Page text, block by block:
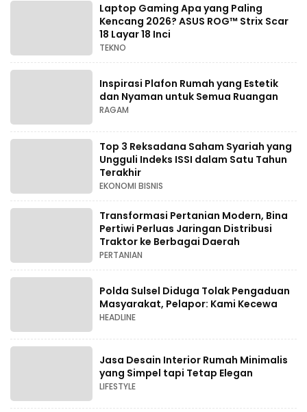
Laptop Gaming Apa yang Paling
Kencang 2026? ASUS ROG™ Strix Scar
18 Layar 18 Inci
TEKNO
Inspirasi Plafon Rumah yang Estetik
dan Nyaman untuk Semua Ruangan
RAGAM
Top 3 Reksadana Saham Syariah yang
Ungguli Indeks ISSI dalam Satu Tahun
Terakhir
EKONOMI BISNIS
Transformasi Pertanian Modern, Bina
Pertiwi Perluas Jaringan Distribusi
Traktor ke Berbagai Daerah
PERTANIAN
Polda Sulsel Diduga Tolak Pengaduan
Masyarakat, Pelapor: Kami Kecewa
HEADLINE
Jasa Desain Interior Rumah Minimalis
yang Simpel tapi Tetap Elegan
LIFESTYLE